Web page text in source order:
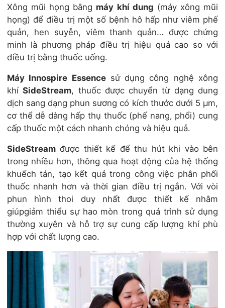
Xông mũi họng bằng máy khí dung (máy xông mũi
họng) để điều trị một số bệnh hô hấp như viêm phế
quản, hen suyễn, viêm thanh quản… được chứng
minh là phương pháp điều trị hiệu quả cao so với
điều trị bằng thuốc uống.
Máy Innospire Essencesử dụng công nghệ xông
khíSideStream, thuốc được chuyển từ dạng dung
dịch sang dạng phun sương có kích thước dưới 5 µm,
cơ thể dễ dàng hấp thụ thuốc (phế nang, phổi) cung
cấp thuốc một cách nhanh chóng và hiệu quả.
SideStreamđược thiết kế để thu hút khi vào bên
trong nhiều hơn, thông qua hoạt động của hệ thống
khuếch tán, tạo kết quả trong công việc phân phối
thuốc nhanh hơn và thời gian điều trị ngắn. Với vòi
phun hình thoi duy nhất được thiết kế nhằm
giúpgiảm thiểu sự hao mòn trong quá trình sử dụng
thường xuyên và hỗ trợ sự cung cấp lượng khí phù
hợp với chất lượng cao.